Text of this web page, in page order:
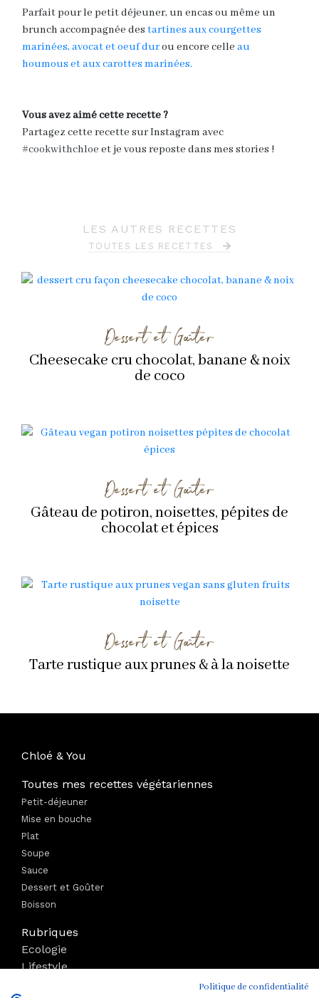
Parfait pour le petit déjeuner, un encas ou même un
brunch accompagnée des tartines aux courgettes
marinées, avocat et oeuf durou encore celle au
houmous et aux carottes marinées.
Vous avez aimé cette recette ?
Partagez cette recette sur Instagram avec
#cookwithchloe et je vous reposte dans mes stories !
LES AUTRES RECETTES
TOUTES LES RECETTES
Dessert et Goûter
Cheesecake cru chocolat, banane & noix
de coco
Dessert et Goûter
Gâteau de potiron, noisettes, pépites de
chocolat et épices
Dessert et Goûter
Tarte rustique aux prunes & à la noisette
Chloé & You
Toutes mes recettes végétariennes
Petit-déjeuner
Mise en bouche
Plat
Soupe
Sauce
Dessert et Goûter
Boisson
Rubriques
Ecologie
Lifestyle
Politique de confidentialité